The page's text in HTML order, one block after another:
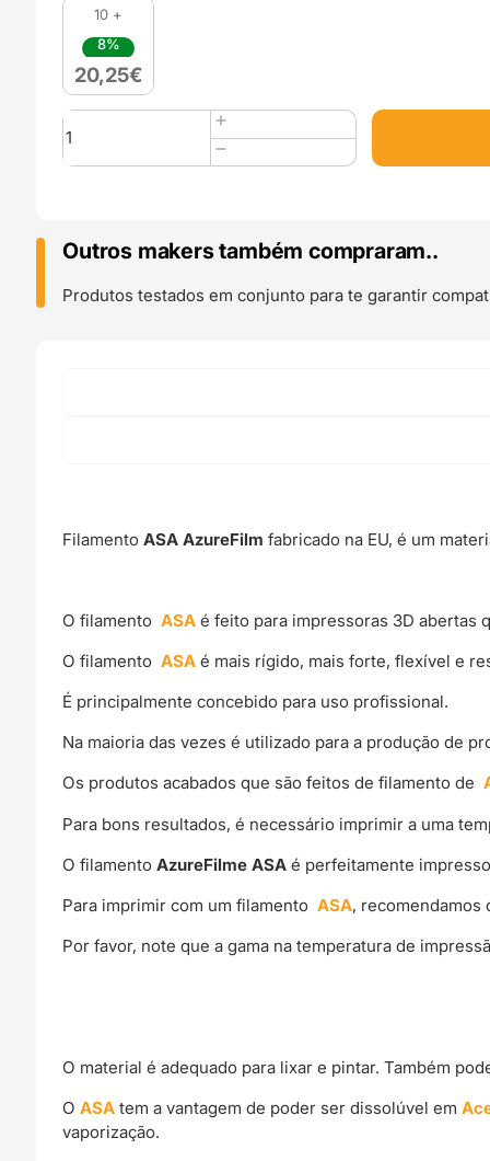
10 +
8%
20,25€
Quantidade
de
ASA
-
Azurefilm
Outros makers também compraram..
Produtos testados em conjunto para te garantir
FilamentoASA AzureFilmfabricado na EU, é um
O filamentoASA é feito para impressoras 3D abertas
O filamentoASA é mais rígido, mais forte, flexível e
É principalmente concebido para uso profissional.
Na maioria das vezes é utilizado para a produção de
Os produtos acabados que são feitos de filamento de
Para bons resultados, é necessário imprimir a uma
O filamentoAzureFilme ASA é perfeitamente
Para imprimir com um filamentoASA, recomendamos
Por favor, note que a gama na temperatura de
O material é adequado para lixar e pintar. Também
OASA tem a vantagem de poder ser dissolúvel em
vaporização.